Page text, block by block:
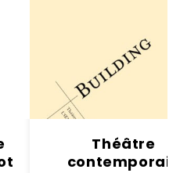
Théâtre
contemporain